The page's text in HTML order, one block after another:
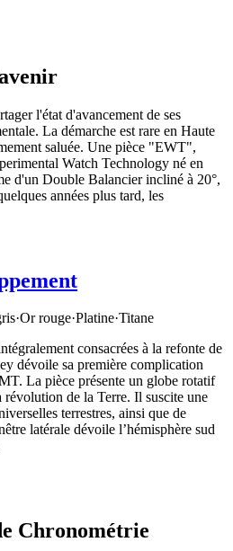
l'état d'avancement de ses
La démarche est rare en Haute
saluée. Une pièce "EWT",
Watch Technology né en
d'un Double Balancier incliné à 20°,
années plus tard, les
·Or rouge·Platine·Titane
consacrées à la refonte de
dévoile sa première complication
La pièce présente un globe rotatif
de la Terre. Il suscite une
terrestres, ainsi que de
latérale dévoile l’hémisphère sud
Chronométrie